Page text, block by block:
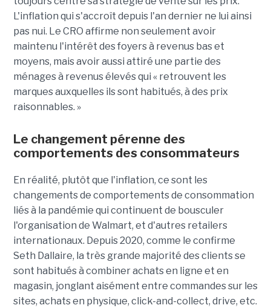
L'inflation qui s'accroît depuis l'an dernier ne lui ainsi
pas nui. Le CRO affirme non seulement avoir
maintenu l'intérêt des foyers à revenus bas et
moyens, mais avoir aussi attiré une partie des
ménages à revenus élevés qui « retrouvent les
marques auxquelles ils sont habitués, à des prix
raisonnables. »
Le changement pérenne des
comportements des consommateurs
En réalité, plutôt que l'inflation, ce sont les
changements de comportements de consommation
liés à la pandémie qui continuent de bousculer
l'organisation de Walmart, et d'autres retailers
internationaux. Depuis 2020, comme le confirme
Seth Dallaire, la très grande majorité des clients se
sont habitués à combiner achats en ligne et en
magasin, jonglant aisément entre commandes sur les
sites, achats en physique, click-and-collect, drive, etc.